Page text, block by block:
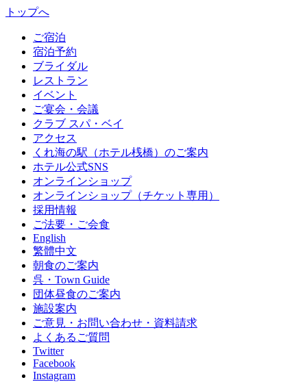
トップへ
ご宿泊
宿泊予約
ブライダル
レストラン
イベント
ご宴会・会議
クラブ スパ・ベイ
アクセス
くれ海の駅（ホテル桟橋）のご案内
ホテル公式SNS
オンラインショップ
オンラインショップ（チケット専用）
採用情報
ご法要・ご会食
English
繁體中文
朝食のご案内
呉・Town Guide
団体昼食のご案内
施設案内
ご意見・お問い合わせ・資料請求
よくあるご質問
Twitter
Facebook
Instagram